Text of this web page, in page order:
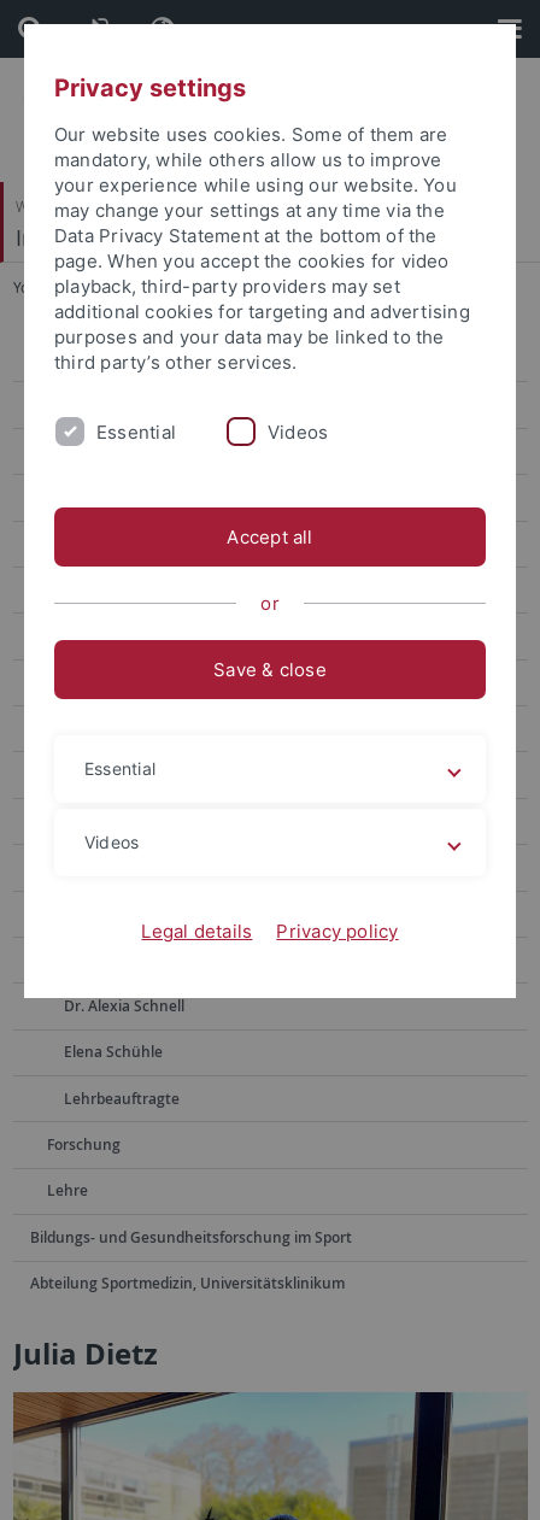
Skip
to
content
Skip
to
footer
Wirtschafts- und Sozialwissenschaftliche Fakultät
Institut für Sportwissenschaft
You are here: Startseite ... Julia Dietz
Sportökonomik, Sportmanagement und Sportpublizistik
Biomechanik, Bewegungs- und Trainingswissenschaft
Jasmin Brecht
Dr. Sandra Dreher Mansur
Julia Dietz
Dr. Alexia Schnell
Elena Schühle
Lehrbeauftragte
Forschung
Lehre
Bildungs- und Gesundheitsforschung im Sport
Abteilung Sportmedizin, Universitätsklinikum
Julia Dietz
Privacy settings
Our website uses cookies. Some of them are
mandatory, while others allow us to improve
your experience while using our website. You
may change your settings at any time via the
Data Privacy Statement at the bottom of the
page. When you accept the cookies for video
playback, third-party providers may set
additional cookies for targeting and advertising
purposes and your data may be linked to the
third party’s other services.
Essential Videos
Accept all
or
Save & close
Essential
Videos
Legal details Privacy policy